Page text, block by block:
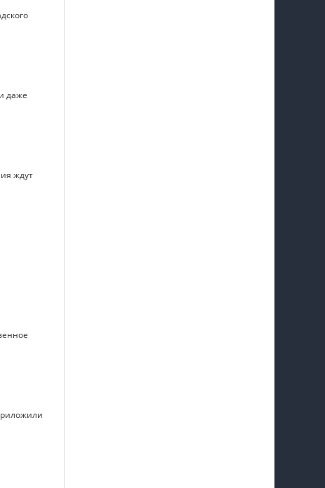
даже
ждут